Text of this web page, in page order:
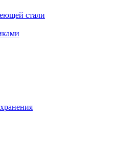
стали